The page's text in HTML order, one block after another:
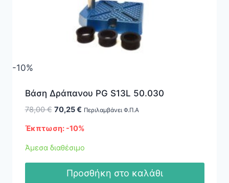
-10%
Βάση Δράπανου PG S13L 50.030
78,00€ Original
was:
78,00 €.
70,25€Η
τιμή
είναι:
Περιλαμβάνει Φ.Π.Α
Έκπτωση: -10%
Άμεσα διαθέσιμο
Προσθήκη στο καλάθι